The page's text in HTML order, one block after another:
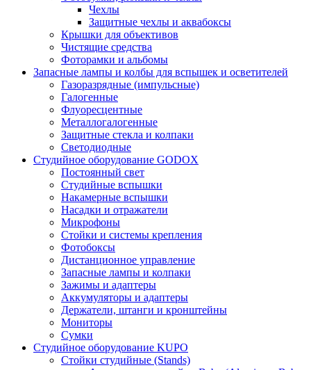
Чехлы
Защитные чехлы и аквабоксы
Крышки для объективов
Чистящие средства
Фоторамки и альбомы
Запасные лампы и колбы для вспышек и осветителей
Газоразрядные (импульсные)
Галогенные
Флуоресцентные
Металлогалогенные
Защитные стекла и колпаки
Светодиодные
Студийное оборудование GODOX
Постоянный свет
Студийные вспышки
Накамерные вспышки
Насадки и отражатели
Микрофоны
Стойки и системы крепления
Фотобоксы
Дистанционное управление
Запасные лампы и колпаки
Зажимы и адаптеры
Аккумуляторы и адаптеры
Держатели, штанги и кронштейны
Мониторы
Сумки
Студийное оборудование KUPO
Стойки студийные (Stands)